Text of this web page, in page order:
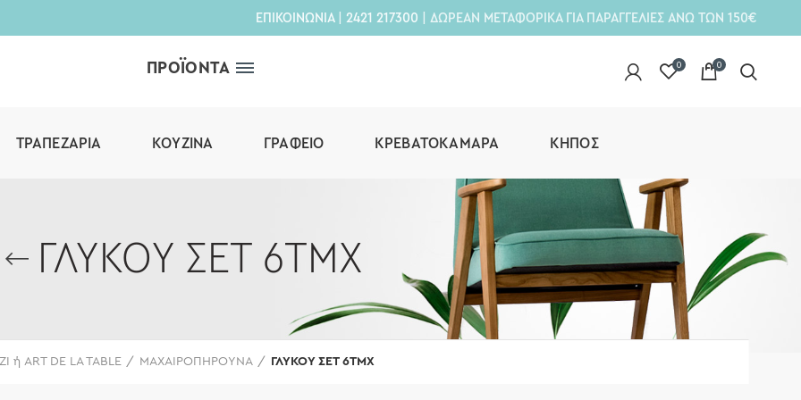
ΕΠΙΚΟΙΝΩΝΙΑ| 2421 217300 | ΔΩΡΕΑΝ ΜΕΤΑΦΟΡΙΚΑ ΓΙΑ ΠΑΡΑΓΓΕΛΙΕΣ ΑΝΩ ΤΩΝ 150€
ΠΡΟΪΟΝΤΑ 0 0
ΤΡΑΠΕΖΑΡΊΑ ΚΟΥΖΊΝΑ ΓΡΑΦΕΊΟ ΚΡΕΒΑΤΟΚΆΜΑΡΑ ΚΉΠΟΣ
ΓΛΥΚΟΥ ΣΕΤ 6ΤΜΧ
ή ART DE LA TABLE ΜΑΧΑΙΡΟΠΗΡΟΥΝΑ ΓΛΥΚΟΥ ΣΕΤ 6ΤΜΧ